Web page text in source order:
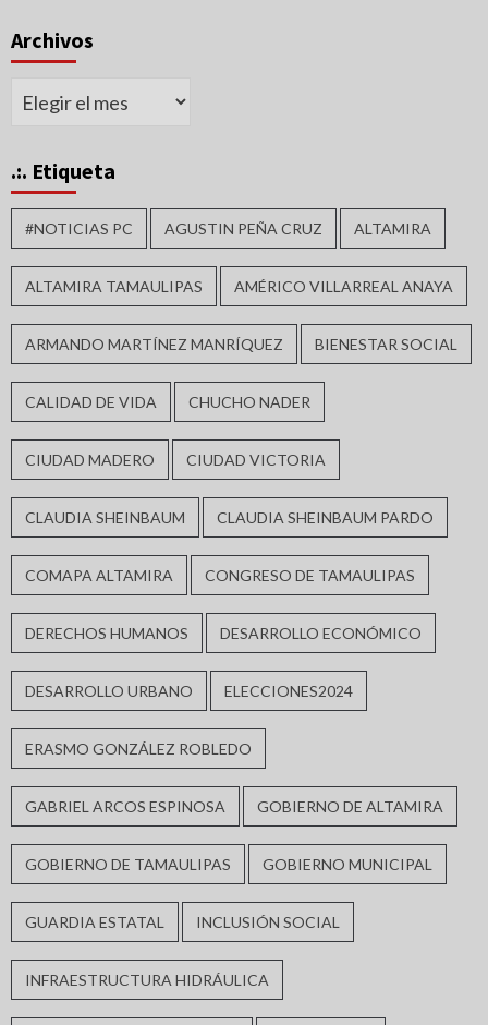
Archivos
Archivos
.:. Etiqueta
#NOTICIAS PC AGUSTIN PEÑA CRUZ ALTAMIRA
ALTAMIRA TAMAULIPAS AMÉRICO VILLARREAL ANAYA
ARMANDO MARTÍNEZ MANRÍQUEZ BIENESTAR SOCIAL
CALIDAD DE VIDA CHUCHO NADER
CIUDAD MADERO CIUDAD VICTORIA
CLAUDIA SHEINBAUM CLAUDIA SHEINBAUM PARDO
COMAPA ALTAMIRA CONGRESO DE TAMAULIPAS
DERECHOS HUMANOS DESARROLLO ECONÓMICO
DESARROLLO URBANO ELECCIONES2024
ERASMO GONZÁLEZ ROBLEDO
GABRIEL ARCOS ESPINOSA GOBIERNO DE ALTAMIRA
GOBIERNO DE TAMAULIPAS GOBIERNO MUNICIPAL
GUARDIA ESTATAL INCLUSIÓN SOCIAL
INFRAESTRUCTURA HIDRÁULICA